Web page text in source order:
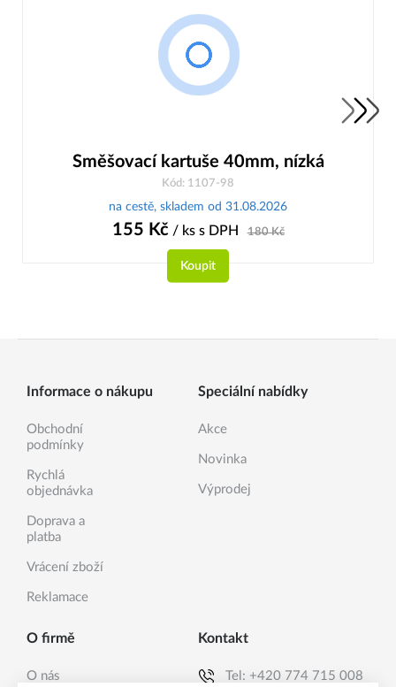
Směšovací kartuše 40mm, nízká
Kód: 1107-98
na cestě, skladem od 31.08.2026
155 Kč/ ks s DPH 180Kč
Koupit
Informace o nákupu
Obchodní
podmínky
Rychlá
objednávka
Doprava a
platba
Vrácení zboží
Reklamace
Speciální nabídky
Akce
Novinka
Výprodej
O firmě
O nás
Kontakt
Tel: +420 774 715 008